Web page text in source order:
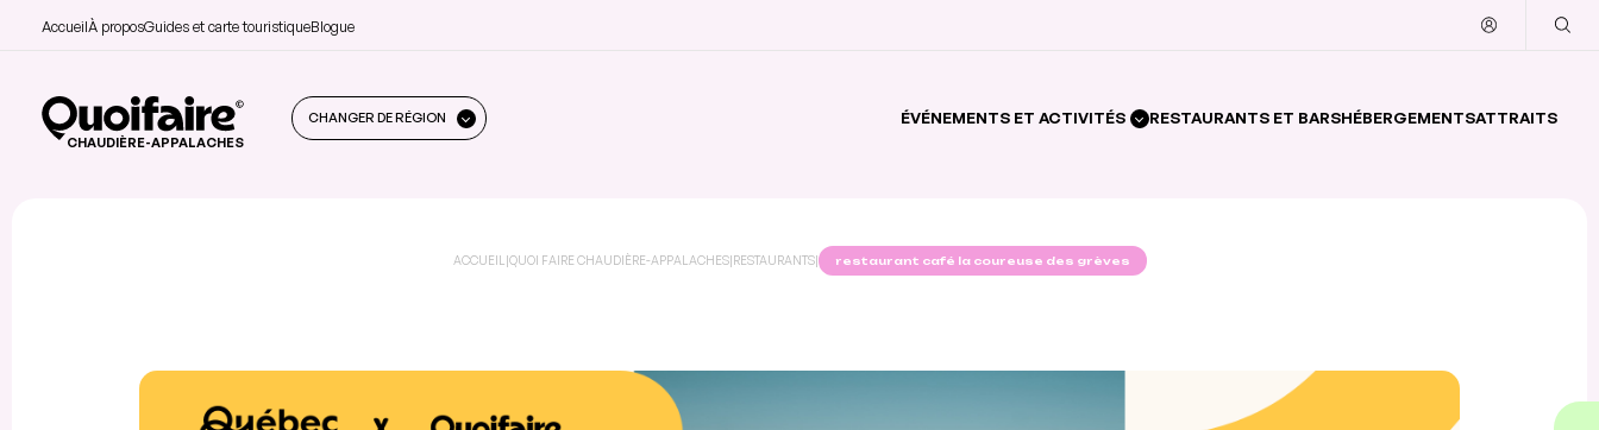
AccueilÀ proposGuides et carte touristiqueBlogue
CHAUDIÈRE-APPALACHES
CHANGER DE RÉGION ÉVÉNEMENTS ET ACTIVITÉS RESTAURANTS ET BARSHÉBERGEMENTSATTRAITS
ACCUEIL |QUOI FAIRE CHAUDIÈRE-APPALACHES|RESTAURANTS| restaurant café la coureuse des grèves